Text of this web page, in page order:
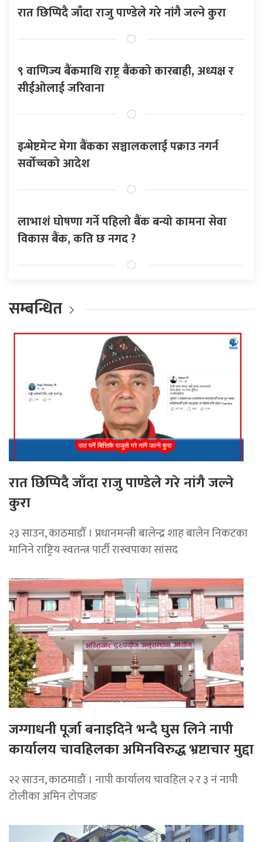
रात छिप्पिदै जाँदा राजु पाण्डेले गरे नांगै जल्ने कुरा
९ वाणिज्य बैंकमाथि राष्ट्र बैंकको कारबाही, अध्यक्ष र
सीईओलाई जरिवाना
इन्भेष्टमेन्ट मेगा बैंकका सञ्चालकलाई पक्राउ नगर्न
सर्वोच्चको आदेश
लाभाशं घोषणा गर्ने पहिलो बैंक बन्यो कामना सेवा
विकास बैंक, कति छ नगद ?
सम्बन्धित
रात छिप्पिदै जाँदा राजु पाण्डेले गरे नांगै जल्ने
कुरा
२३ साउन, काठमाडौँ । प्रधानमन्त्री बालेन्द्र शाह बालेन निकटका
मानिने राष्ट्रिय स्वतन्त्र पार्टी रास्वपाका सांसद
जग्गाधनी पूर्जा बनाइदिने भन्दै घुस लिने नापी
कार्यालय चावहिलका अमिनविरुद्ध भ्रष्टाचार मुद्दा
२२ साउन, काठमाडौं । नापी कार्यालय चावहिल २ र ३ नं नापी
टोलीका अमिन टोपजङ